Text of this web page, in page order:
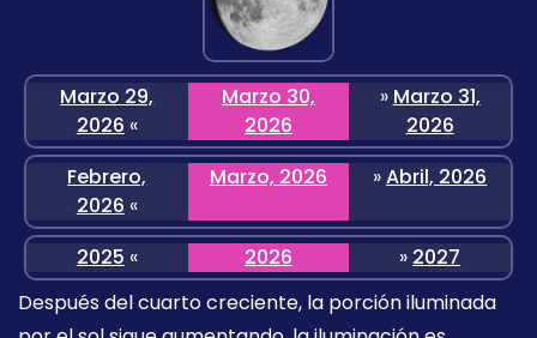
Marzo 29,
2026 «
Marzo 30,
2026
» Marzo 31,
2026
Febrero,
2026 «
Marzo, 2026 »Abril, 2026
2025 « 2026 » 2027
Después del cuarto creciente, la porción iluminada